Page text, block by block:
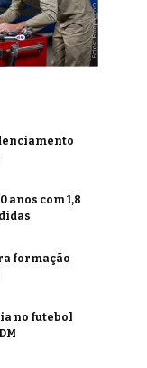
anos com 1,8
formação
no futebol